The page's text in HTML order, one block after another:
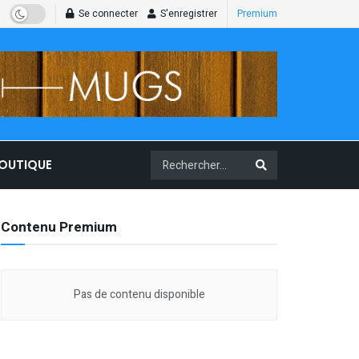
Se connecter S'enregistrer Premium
Contenu Premium
Pas de contenu disponible